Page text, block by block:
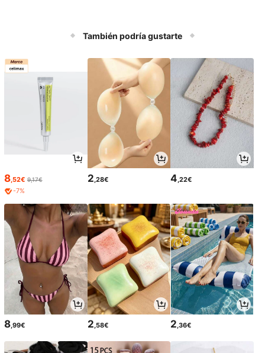
También podría gustarte
8 ,52€ 9,17€
-7%
2 ,28€ 4 ,22€
8,99€ 2,58€ 2,36€